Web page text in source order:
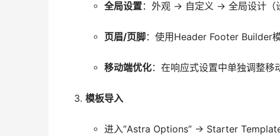
全局设置：外观 → 自定义 → 全局设计（
页眉/页脚：使用Header Footer Builder
移动端优化：在响应式设置中单独调整移
模板导入
进入”Astra Options” → Starter